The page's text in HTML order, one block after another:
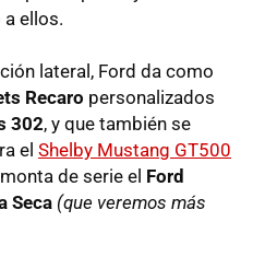
ellos.
lateral, Ford da como
Recaro personalizados
302, y que también se
el Shelby Mustang GT500
de serie el Ford
Seca (que veremos más